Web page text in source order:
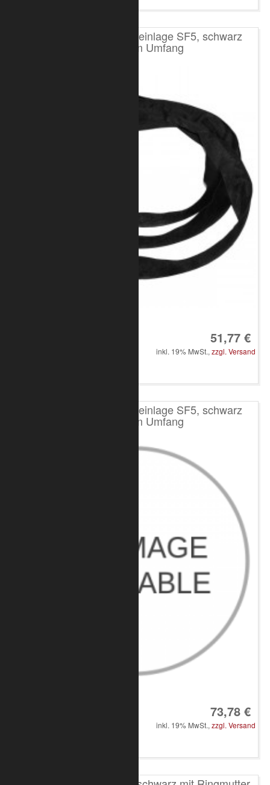
Rundschlinge mit Stahleinlage SF5, schwarz
2000kg, 4m Umfang
51,77 €
inkl. 19% MwSt., zzgl. Versand
Rundschlinge mit Stahleinlage SF5, schwarz
2000kg, 6m Umfang
73,78 €
inkl. 19% MwSt., zzgl. Versand